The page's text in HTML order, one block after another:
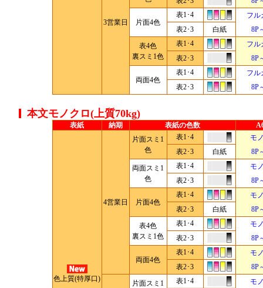
3営業日 片面4色
表1･4
フル
8P
表2･3
白紙
表4色
裏スミ1色
表1･4
フル
8P
表2･3
両面4色
表1･4
フル
8P
表2･3
本文モノクロ(上質70kg)
表紙 納期 表紙の色数
色上質(特厚口)
4営業日
片面スミ1
色
表1･4
モ
8P
表2･3
白紙
両面スミ1
色
表1･4
モ
8P
表2･3
片面4色
表1･4
モ
8P
表2･3
白紙
表4色
裏スミ1色
表1･4
モ
8P
表2･3
両面4色
表1･4
モ
8P
表2･3
片面スミ1
表1･4
モ